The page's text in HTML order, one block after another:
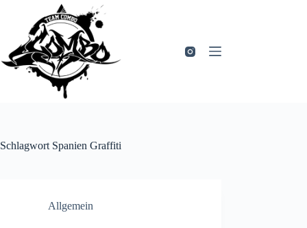
springen
Schlagwort Spanien Graffiti
Allgemein